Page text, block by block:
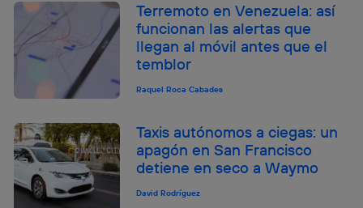
Terremoto en Venezuela: así
funcionan las alertas que
llegan al móvil antes que el
temblor
Raquel Roca Cabades
Taxis autónomos a ciegas: un
apagón en San Francisco
detiene en seco a Waymo
David Rodríguez